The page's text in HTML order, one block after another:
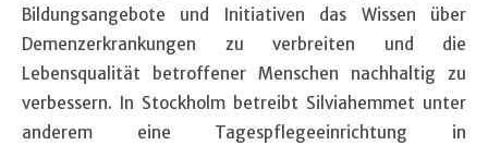
Bildungsangebote und Initiativen das Wissen über
Demenzerkrankungen zu verbreiten und die
Lebensqualität betroffener Menschen nachhaltig zu
verbessern. In Stockholm betreibt Silviahemmet unter
anderem eine Tagespflegeeinrichtung in